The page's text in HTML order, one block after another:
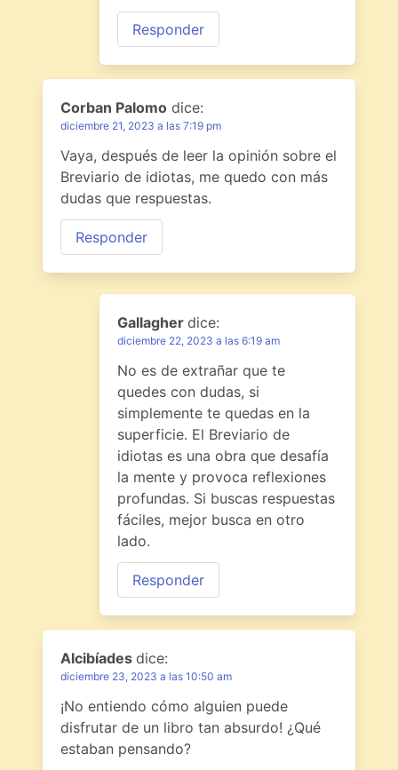
Responder
Corban Palomo dice:
diciembre 21, 2023 a las 7:19 pm
Vaya, después de leer la opinión sobre el
Breviario de idiotas, me quedo con más
dudas que respuestas.
Responder
Gallagher dice:
diciembre 22, 2023 a las 6:19 am
No es de extrañar que te
quedes con dudas, si
simplemente te quedas en la
superficie. El Breviario de
idiotas es una obra que desafía
la mente y provoca reflexiones
profundas. Si buscas respuestas
fáciles, mejor busca en otro
lado.
Responder
Alcibíades dice:
diciembre 23, 2023 a las 10:50 am
¡No entiendo cómo alguien puede
disfrutar de un libro tan absurdo! ¿Qué
estaban pensando?